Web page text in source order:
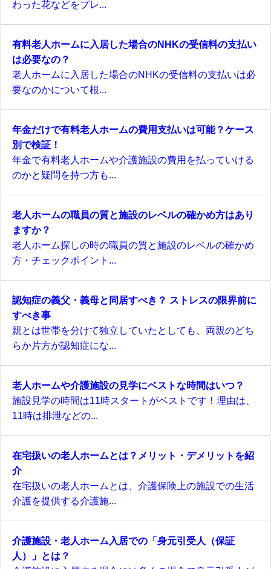
わった花などをプレ...
有料老人ホームに入居した場合のNHKの受信料の支払い
は必要なの？
老人ホームに入居した場合のNHKの受信料の支払いは必
要なのかについて根...
年金だけで有料老人ホームの費用支払いは可能？ケース
別で検証！
年金で有料老人ホームや介護施設の費用を払っていける
のかと疑問を持つ方も...
老人ホームの職員の質と施設のレベルの確かめ方はあり
ますか？
老人ホーム探しの時の職員の質と施設のレベルの確かめ
方・チェックポイント...
認知症の義父・義母と同居すべき？ ストレスの限界前に
すべき事
親とは世帯を分けて独立していたとしても、両親のどち
らか片方が認知症にな...
老人ホームや介護施設の見学にベストな時間はいつ？
施設見学の時間は11時スタートがベストです！理由は、
11時は排泄などの...
在宅扱いの老人ホームとは？メリット・デメリットを紹
介
在宅扱いの老人ホームとは、介護保険上の施設での生活
介護を提供する介護施...
介護施設・老人ホーム入居での「身元引受人（保証
人）」とは？